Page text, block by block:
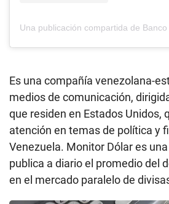
Es una compañía venezolana-
medios de comunicación,
que residen en Estados Unidos,
atención en temas de política y
Venezuela. Monitor Dólar es
publica a diario el promedio del
en el mercado paralelo de